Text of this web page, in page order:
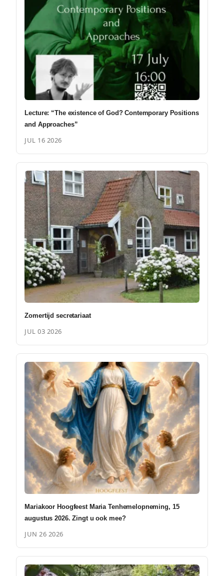
Lecture: “The existence of God? Contemporary Positions
and Approaches”
JUL 16 2026
Zomertijd secretariaat
JUL 03 2026
Mariakoor Hoogfeest Maria Tenhemelopneming, 15
augustus 2026. Zingt u ook mee?
JUN 26 2026